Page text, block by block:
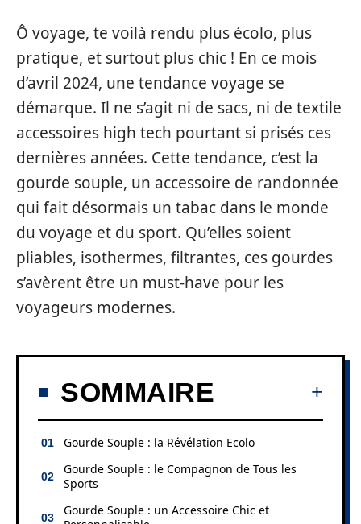
Ô voyage, te voilà rendu plus écolo, plus
pratique, et surtout plus chic ! En ce mois
d’avril 2024, une tendance voyage se
démarque. Il ne s’agit ni de sacs, ni de textile
accessoires high tech pourtant si prisés ces
dernières années. Cette tendance, c’est la
gourde souple, un accessoire de randonnée
qui fait désormais un tabac dans le monde
du voyage et du sport. Qu’elles soient
pliables, isothermes, filtrantes, ces gourdes
s’avèrent être un must-have pour les
voyageurs modernes.
SOMMAIRE
Gourde Souple : la Révélation Ecolo
Gourde Souple : le Compagnon de Tous les
Sports
Gourde Souple : un Accessoire Chic et